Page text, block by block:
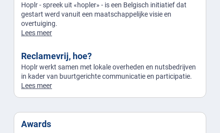
Hoplr - spreek uit «hopler» - is een Belgisch initiatief dat
gestart werd vanuit een maatschappelijke visie en
overtuiging.
Lees meer
Reclamevrij, hoe?
Hoplr werkt samen met lokale overheden en nutsbedrijven
in kader van buurtgerichte communicatie en participatie.
Lees meer
Awards